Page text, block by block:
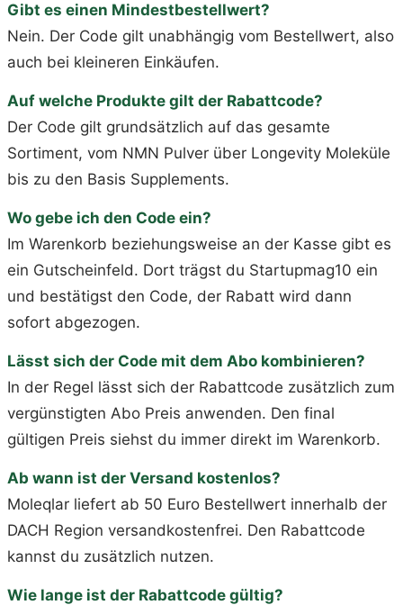
Gibt es einen Mindestbestellwert?
Nein. Der Code gilt unabhängig vom Bestellwert, also
auch bei kleineren Einkäufen.
Auf welche Produkte gilt der Rabattcode?
Der Code gilt grundsätzlich auf das gesamte
Sortiment, vom NMN Pulver über Longevity Moleküle
bis zu den Basis Supplements.
Wo gebe ich den Code ein?
Im Warenkorb beziehungsweise an der Kasse gibt es
ein Gutscheinfeld. Dort trägst du Startupmag10 ein
und bestätigst den Code, der Rabatt wird dann
sofort abgezogen.
Lässt sich der Code mit dem Abo kombinieren?
In der Regel lässt sich der Rabattcode zusätzlich zum
vergünstigten Abo Preis anwenden. Den final
gültigen Preis siehst du immer direkt im Warenkorb.
Ab wann ist der Versand kostenlos?
Moleqlar liefert ab 50 Euro Bestellwert innerhalb der
DACH Region versandkostenfrei. Den Rabattcode
kannst du zusätzlich nutzen.
Wie lange ist der Rabattcode gültig?